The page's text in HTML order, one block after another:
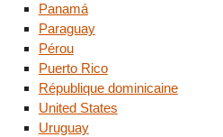
Panamá
Paraguay
Pérou
Puerto Rico
République dominicaine
United States
Uruguay